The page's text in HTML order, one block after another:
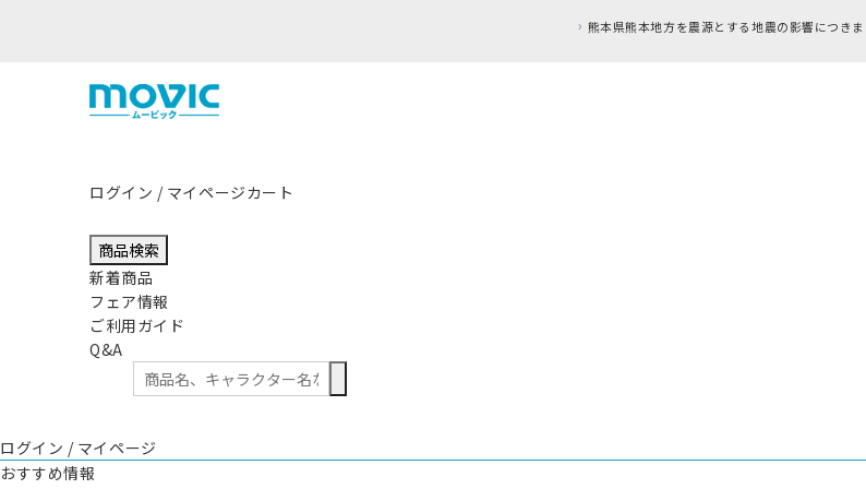
熊本県熊本地方を震源とする地震の影響につきまして
ログイン / マイページカート
商品検索
新着商品
フェア情報
ご利用ガイド
Q&A
ログイン / マイページ
おすすめ情報